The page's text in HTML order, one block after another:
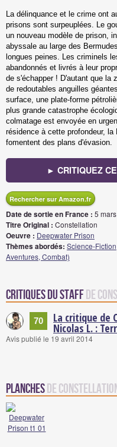
La délinquance et le crime ont
prisons sont surpeuplées. Le
un nouveau modèle de prison,
abyssale au large des
longues peines. Les criminels
abandonnés et livrés à leur
de s'échapper ! D'autant que la
de redoutables anguilles
surface, une plate-forme
plus grande catastrophe
colmatage est envoyée en
résidence à cette profondeur,
fomentent des plans d'évasion.
► CRITIQUEZ
Rechercher sur Amazon.fr
Date de sortie en France : 5
Titre Original : Constellation
Oeuvre : Deepwater Prison
Thèmes abordés: Science-Fiction
Aventures, Combat)
Critiques du staffde
70 La critique de
Nicolas L. :
Avis publié le 19 avril 2014
Planchesde